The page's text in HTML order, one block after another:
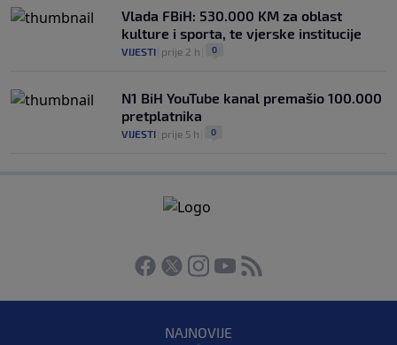
Vlada FBiH: 530.000 KM za oblast
kulture i sporta, te vjerske institucije
VIJESTI prije 2 h 0
N1 BiH YouTube kanal premašio 100.000
pretplatnika
VIJESTI prije 5 h 0
NAJNOVIJE